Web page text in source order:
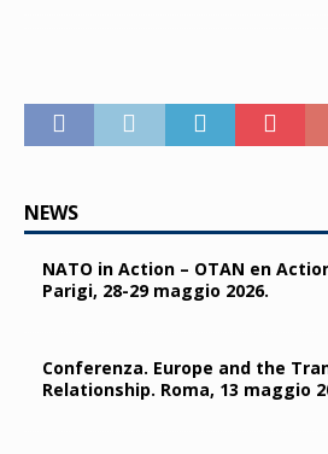
NEWS
NATO in Action – OTAN en
Parigi, 28-29 maggio 2026.
Conferenza. Europe and the
Relationship. Roma, 13 maggio